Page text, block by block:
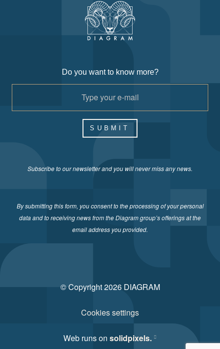
Do you want to know more?
SUBMIT
Subscribe to our newsletter and you will never miss any news.
By submitting this form, you consent to the processing of your personal
data and to receiving news from the Diagram group’s offerings at the
email address you provided.
© Copyright 2026 DIAGRAM
Cookies settings
Web runs on solidpixels.